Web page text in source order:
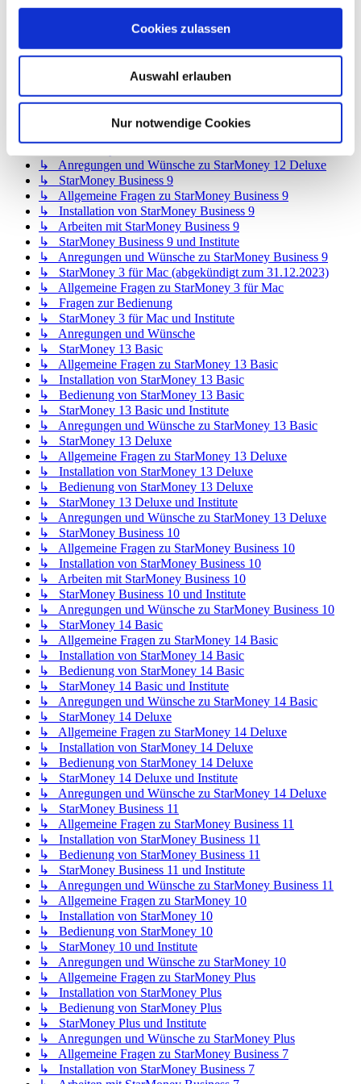
Cookies zulassen
Auswahl erlauben
Nur notwendige Cookies
↳ Allgemeine Fragen zu StarMoney 12 Basic
↳ Installation von StarMoney 12 Basic
↳ StarMoney 12 Basic und Institute
↳ Anregungen und Wünsche zu StarMoney 12 Basic
↳ Allgemeine Fragen zu StarMoney 12 Deluxe
↳ Installation von StarMoney 12 Deluxe
↳ Bedienung von StarMoney 12 Deluxe
↳ Anregungen und Wünsche zu StarMoney 12 Deluxe
↳ StarMoney Business 9
↳ Allgemeine Fragen zu StarMoney Business 9
↳ Installation von StarMoney Business 9
↳ Arbeiten mit StarMoney Business 9
↳ StarMoney Business 9 und Institute
↳ Anregungen und Wünsche zu StarMoney Business 9
↳ StarMoney 3 für Mac (abgekündigt zum 31.12.2023)
↳ Allgemeine Fragen zu StarMoney 3 für Mac
↳ Fragen zur Bedienung
↳ StarMoney 3 für Mac und Institute
↳ Anregungen und Wünsche
↳ StarMoney 13 Basic
↳ Allgemeine Fragen zu StarMoney 13 Basic
↳ Installation von StarMoney 13 Basic
↳ Bedienung von StarMoney 13 Basic
↳ StarMoney 13 Basic und Institute
↳ Anregungen und Wünsche zu StarMoney 13 Basic
↳ StarMoney 13 Deluxe
↳ Allgemeine Fragen zu StarMoney 13 Deluxe
↳ Installation von StarMoney 13 Deluxe
↳ Bedienung von StarMoney 13 Deluxe
↳ StarMoney 13 Deluxe und Institute
↳ Anregungen und Wünsche zu StarMoney 13 Deluxe
↳ StarMoney Business 10
↳ Allgemeine Fragen zu StarMoney Business 10
↳ Installation von StarMoney Business 10
↳ Arbeiten mit StarMoney Business 10
↳ StarMoney Business 10 und Institute
↳ Anregungen und Wünsche zu StarMoney Business 10
↳ StarMoney 14 Basic
↳ Allgemeine Fragen zu StarMoney 14 Basic
↳ Installation von StarMoney 14 Basic
↳ Bedienung von StarMoney 14 Basic
↳ StarMoney 14 Basic und Institute
↳ Anregungen und Wünsche zu StarMoney 14 Basic
↳ StarMoney 14 Deluxe
↳ Allgemeine Fragen zu StarMoney 14 Deluxe
↳ Installation von StarMoney 14 Deluxe
↳ Bedienung von StarMoney 14 Deluxe
↳ StarMoney 14 Deluxe und Institute
↳ Anregungen und Wünsche zu StarMoney 14 Deluxe
↳ StarMoney Business 11
↳ Allgemeine Fragen zu StarMoney Business 11
↳ Installation von StarMoney Business 11
↳ Bedienung von StarMoney Business 11
↳ StarMoney Business 11 und Institute
↳ Anregungen und Wünsche zu StarMoney Business 11
↳ Allgemeine Fragen zu StarMoney 10
↳ Installation von StarMoney 10
↳ Bedienung von StarMoney 10
↳ StarMoney 10 und Institute
↳ Anregungen und Wünsche zu StarMoney 10
↳ Allgemeine Fragen zu StarMoney Plus
↳ Installation von StarMoney Plus
↳ Bedienung von StarMoney Plus
↳ StarMoney Plus und Institute
↳ Anregungen und Wünsche zu StarMoney Plus
↳ Allgemeine Fragen zu StarMoney Business 7
↳ Installation von StarMoney Business 7